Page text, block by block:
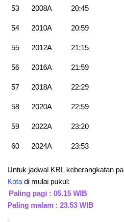
53 2008A 20:45
54 2010A 20:59
55 2012A 21:15
56 2016A 21:59
57 2018A 22:29
58 2020A 22:59
59 2022A 23:20
60 2024A 23:53
Untuk jadwal KRL keberangkatan
Kota di mulai pukul:
Paling pagi : 05.15 WIB
Paling malam : 23.53 WIB